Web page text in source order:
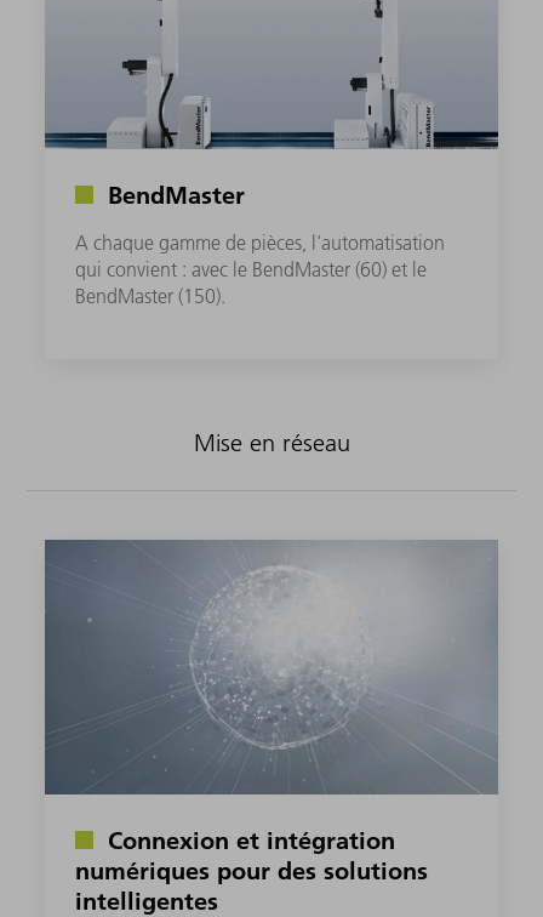
BendMaster
A chaque gamme de pièces, l'automatisation
qui convient : avec le BendMaster (60) et le
BendMaster (150).
Mise en réseau
Connexion et intégration
numériques pour des solutions
intelligentes